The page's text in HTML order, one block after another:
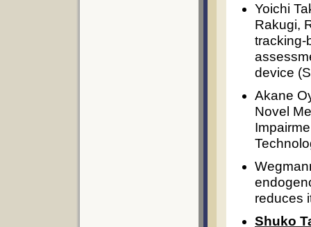
Yoichi
Rakugi,
tracking-
device
Akane
Novel
reduces
Shuko